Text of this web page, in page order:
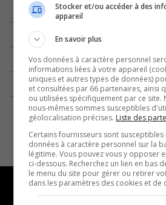
Stocker et/ou accéder à des
appareil
En savoir plus
Vos données à caractère personnel
informations liées à votre appareil
uniques et autres types de données)
et consultées par 66 partenaires, ainsi
ou utilisées spécifiquement par ce site.
nous-mêmes sommes susceptibles
géolocalisation précises. Liste des
Certains fournisseurs sont
données à caractère personnel sur la
légitime. Vous pouvez vous y opposer
ci-dessous. Recherchez un lien en bas
le menu du site pour gérer ou retirer
dans les paramètres des cookies et de